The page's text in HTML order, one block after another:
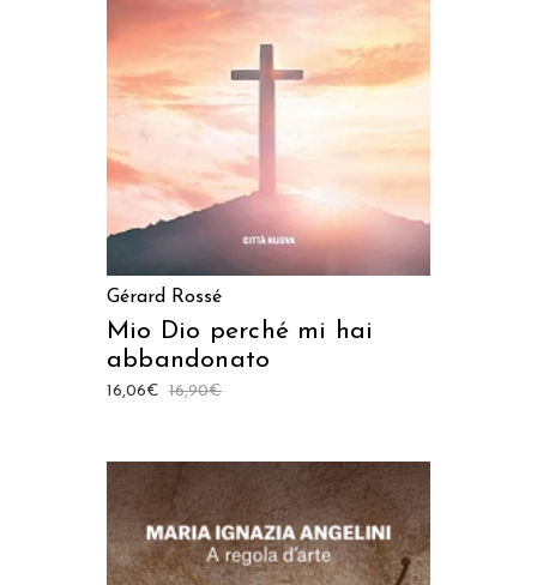
AGGIUNGI AL CARRELLO
Gérard Rossé
Mio Dio perché mi hai
abbandonato
16,90€
16,06€